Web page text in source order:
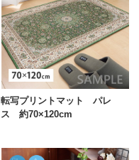
転写プリントマット パレ
ス 約70×120cm